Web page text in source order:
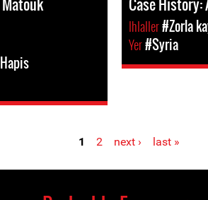
Case History:
Ihlaller#Zorla
Yer#Syria
1 2 next › last »